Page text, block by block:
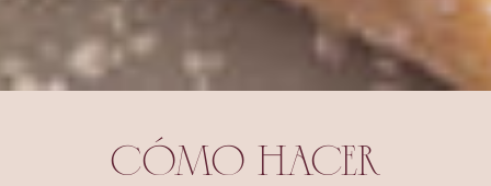
CÓMO HACER